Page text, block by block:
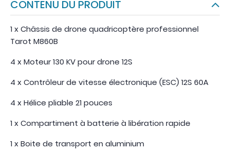
CONTENU DU PRODUIT
1 x Châssis de drone quadricoptère professionnel
Tarot M860B
4 x Moteur 130 KV pour drone 12S
4 x Contrôleur de vitesse électronique (ESC) 12S 60A
4 x Hélice pliable 21 pouces
1 x Compartiment à batterie à libération rapide
1 x Boite de transport en aluminium